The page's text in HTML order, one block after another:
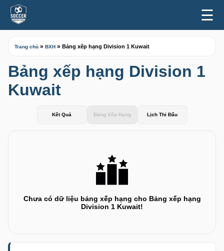
☰
Trang chủ » BXH » Bảng xếp hạng Division 1 Kuwait
Bảng xếp hạng Division 1
Kuwait
Kết Quả Bảng Xếp Hạng Lịch Thi Đấu
Chưa có dữ liệu bảng xếp hạng cho Bảng xếp hạng
Division 1 Kuwait!